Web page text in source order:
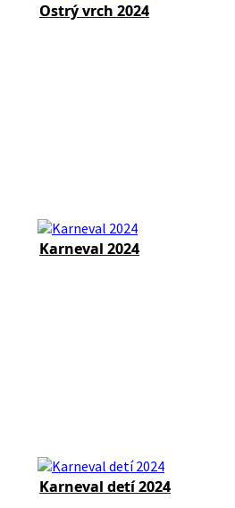
Ostrý vrch 2024
Karneval 2024
Karneval detí 2024